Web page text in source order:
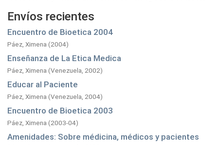
Envíos recientes
Encuentro de Bioetica 2004
Páez, Ximena (2004)
Enseñanza de La Etica Medica
Páez, Ximena (Venezuela, 2002)
Educar al Paciente
Páez, Ximena (Venezuela, 2004)
Encuentro de Bioetica 2003
Páez, Ximena (2003-04)
Amenidades: Sobre médicina, médicos y pacientes